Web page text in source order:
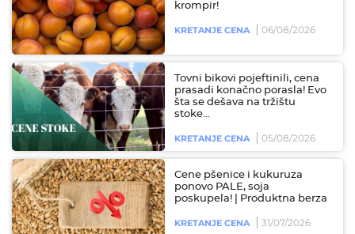
krompir!
KRETANJE CENA 06/08/2026
Tovni bikovi pojeftinili, cena
prasadi konačno porasla! Evo
šta se dešava na tržištu
stoke...
KRETANJE CENA 05/08/2026
Cene pšenice i kukuruza
ponovo PALE, soja
poskupela! | Produktna berza
KRETANJE CENA 31/07/2026